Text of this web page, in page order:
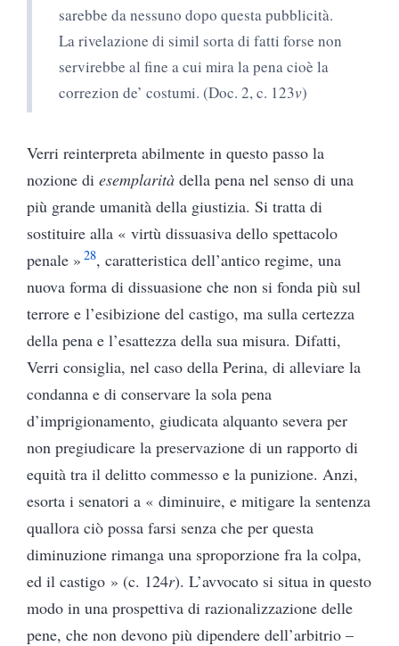
sarebbe da nessuno dopo questa pubblicità.
La rivelazione di simil sorta di fatti forse non
servirebbe al fine a cui mira la pena cioè la
correzion de’ costumi. (Doc. 2, c. 123v)
Verri reinterpreta abilmente in questo passo la
nozione di esemplarità della pena nel senso di una
più grande umanità della giustizia. Si tratta di
sostituire alla « virtù dissuasiva dello spettacolo
penale » 28, caratteristica dell’antico regime, una
nuova forma di dissuasione che non si fonda più sul
terrore e l’esibizione del castigo, ma sulla certezza
della pena e l’esattezza della sua misura. Difatti,
Verri consiglia, nel caso della Perina, di alleviare la
condanna e di conservare la sola pena
d’imprigionamento, giudicata alquanto severa per
non pregiudicare la preservazione di un rapporto di
equità tra il delitto commesso e la punizione. Anzi,
esorta i senatori a « diminuire, e mitigare la sentenza
quallora ciò possa farsi senza che per questa
diminuzione rimanga una sproporzione fra la colpa,
ed il castigo » (c. 124r). L’avvocato si situa in questo
modo in una prospettiva di razionalizzazione delle
pene, che non devono più dipendere dell’arbitrio –